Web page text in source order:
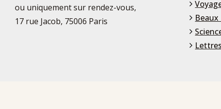
ou uniquement sur rendez-vous,
17 rue Jacob, 75006 Paris